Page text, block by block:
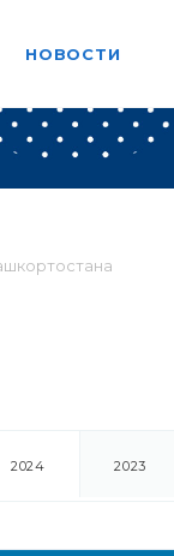
НОВОСТИ
2024 2023